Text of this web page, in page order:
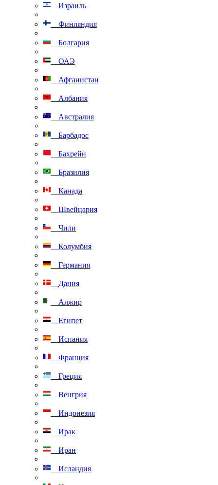
Израиль
Финляндия
Болгария
ОАЭ
Афганистан
Албания
Австралия
Барбадос
Бахрейн
Бразилия
Канада
Швейцария
Чили
Колумбия
Германия
Дания
Алжир
Египет
Испания
Франция
Греция
Венгрия
Индонезия
Ирак
Иран
Исландия